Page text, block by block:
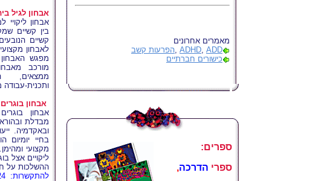
מאמרים אחרונים
ADHD, ADD
,הפרעות קשב
כישורים חברתיים
ספרים:
ספרי הדרכה,
אבחון לגיל
אבחון
בין קשיים
קשיים
לאבחון
מפגש
מורכב
ממצאים,
ותכנית-
אבחון בוגרים
אבחון
מבדלת
ובאקדמיה.
בחיי יומיום
מקצועי
ליקויים אצל
ההשלכות על
להתקשרות: 03-5248624